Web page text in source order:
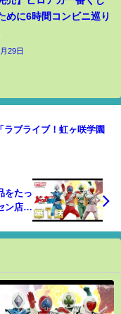
めに6時間コンビニ巡り
29日
ブライブ！虹ヶ咲学園
をたっ
店員